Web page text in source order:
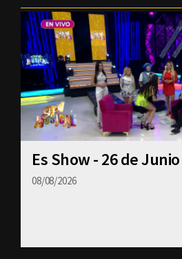
Es Show - 26 de
08/08/2026